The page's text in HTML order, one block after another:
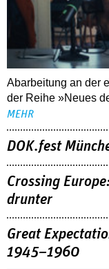
Abarbeitung an der
der Reihe »Neues
MEHR
DOK.fest
Crossing
drunter
Great
1945–1960